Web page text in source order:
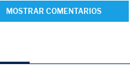
MOSTRAR COMENTARIOS